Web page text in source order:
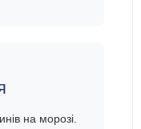
на морозі.